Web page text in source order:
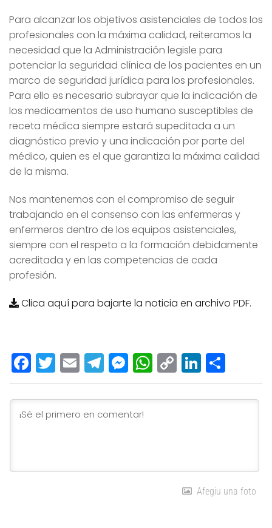
Para alcanzar los objetivos asistenciales de todos los
profesionales con la máxima calidad, reiteramos la
necesidad que la Administración legisle para
potenciar la seguridad clínica de los pacientes en un
marco de seguridad jurídica para los profesionales.
Para ello es necesario subrayar que la indicación de
los medicamentos de uso humano susceptibles de
receta médica siempre estará supeditada a un
diagnóstico previo y una indicación por parte del
médico, quien es el que garantiza la máxima calidad
de la misma.
Nos mantenemos con el compromiso de seguir
trabajando en el consenso con las enfermeras y
enfermeros dentro de los equipos asistenciales,
siempre con el respeto a la formación debidamente
acreditada y en las competencias de cada
profesión.
Clica aquí para bajarte la noticia en archivo PDF.
Facebook
Twitter
EmailTelegram
Messenger
WhatsApp
Copy
Link
Afegiu una foto